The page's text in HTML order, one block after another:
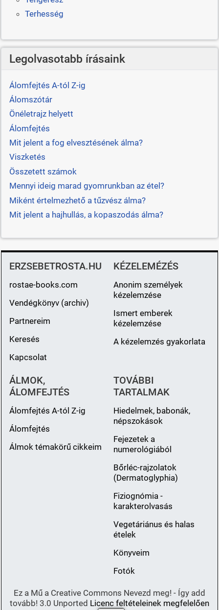
Terhesség
Legolvasotabb írásaink
Álomfejtés A-tól Z-ig
Álomszótár
Önéletrajz helyett
Álomfejtés
Mit jelent a fog elvesztésének álma?
Viszketés
Összetett számok
Mennyi ideig marad gyomrunkban az étel?
Miként értelmezhető a tűzvész álma?
Mit jelent a hajhullás, a kopaszodás álma?
ERZSEBETROSTA.HU
rostae-books.com
Vendégkönyv (archiv)
Partnereim
Keresés
Kapcsolat
KÉZELEMÉZÉS
Anonim személyek
kézelemzése
Ismert emberek
kézelemzése
A kézelemzés gyakorlata
ÁLMOK,
ÁLOMFEJTÉS
Álomfejtés A-tól Z-ig
Álomfejtés
Álmok témakörű cikkeim
TOVÁBBI
TARTALMAK
Hiedelmek, babonák,
népszokások
Fejezetek a
numerológiából
Bőrléc-rajzolatok
(Dermatoglyphia)
Fiziognómia -
karakterolvasás
Vegetáriánus és halas
ételek
Könyveim
Fotók
Ez a Mű a Creative Commons Nevezd meg! - Így add
tovább! 3.0 Unported Licenc feltételeinek megfelelően